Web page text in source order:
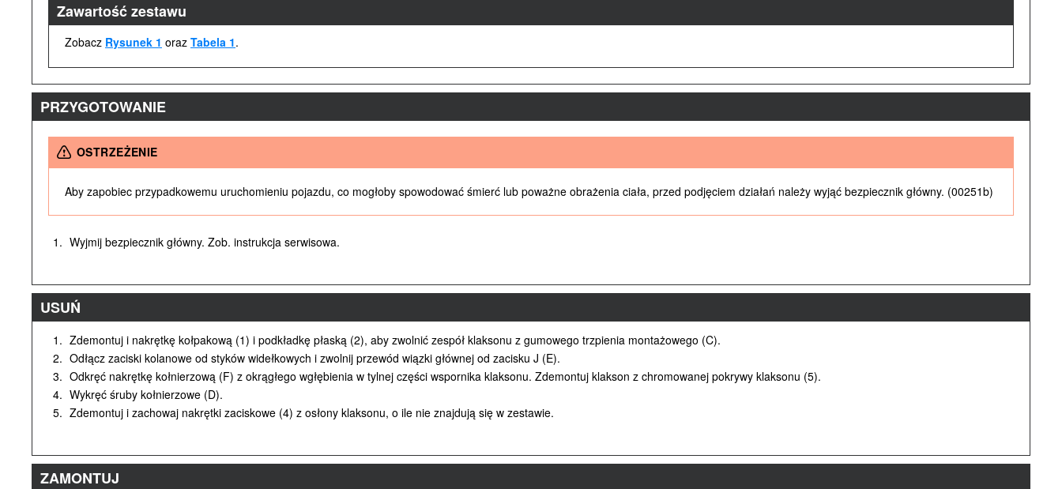
Zawartość zestawu
Zobacz Rysunek 1 oraz Tabela 1.
PRZYGOTOWANIE
OSTRZEŻENIE
Aby zapobiec przypadkowemu uruchomieniu pojazdu, co mogłoby spowodować śmierć lub poważne obrażenia ciała, przed podjęciem działań należy wyjąć bezpiecznik główny. (00251b)
1. Wyjmij bezpiecznik główny. Zob. instrukcja serwisowa.
USUŃ
1. Zdemontuj i nakrętkę kołpakową (1) i podkładkę płaską (2), aby zwolnić zespół klaksonu z gumowego trzpienia montażowego (C).
2. Odłącz zaciski kolanowe od styków widełkowych i zwolnij przewód wiązki głównej od zacisku J (E).
3. Odkręć nakrętkę kołnierzową (F) z okrągłego wgłębienia w tylnej części wspornika klaksonu. Zdemontuj klakson z chromowanej pokrywy klaksonu (5).
4. Wykręć śruby kołnierzowe (D).
5. Zdemontuj i zachowaj nakrętki zaciskowe (4) z osłony klaksonu, o ile nie znajdują się w zestawie.
ZAMONTUJ